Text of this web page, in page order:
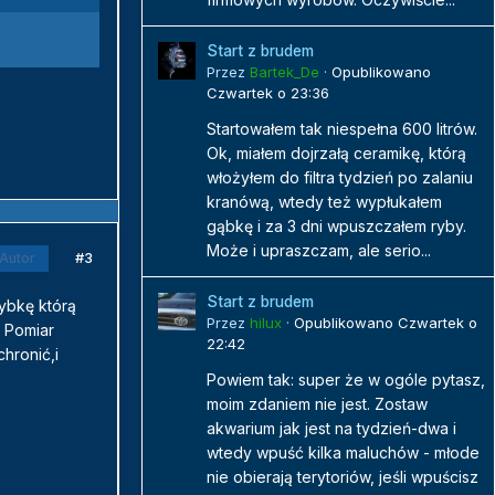
Autor #3
którą
Start z brudem
Przez Bartek_De · Opublikowano
Czwartek o 23:36
Startowałem tak niespełna 600 litrów.
Ok, miałem dojrzałą ceramikę, którą
włożyłem do filtra tydzień po zalaniu
kranówą, wtedy też wypłukałem
gąbkę i za 3 dni wpuszczałem ryby.
Może i upraszczam, ale serio...
Start z brudem
Przez hilux · Opublikowano Czwartek o
22:42
Powiem tak: super że w ogóle pytasz,
moim zdaniem nie jest. Zostaw
akwarium jak jest na tydzień-dwa i
wtedy wpuść kilka maluchów - młode
nie obierają terytoriów, jeśli wpuścisz